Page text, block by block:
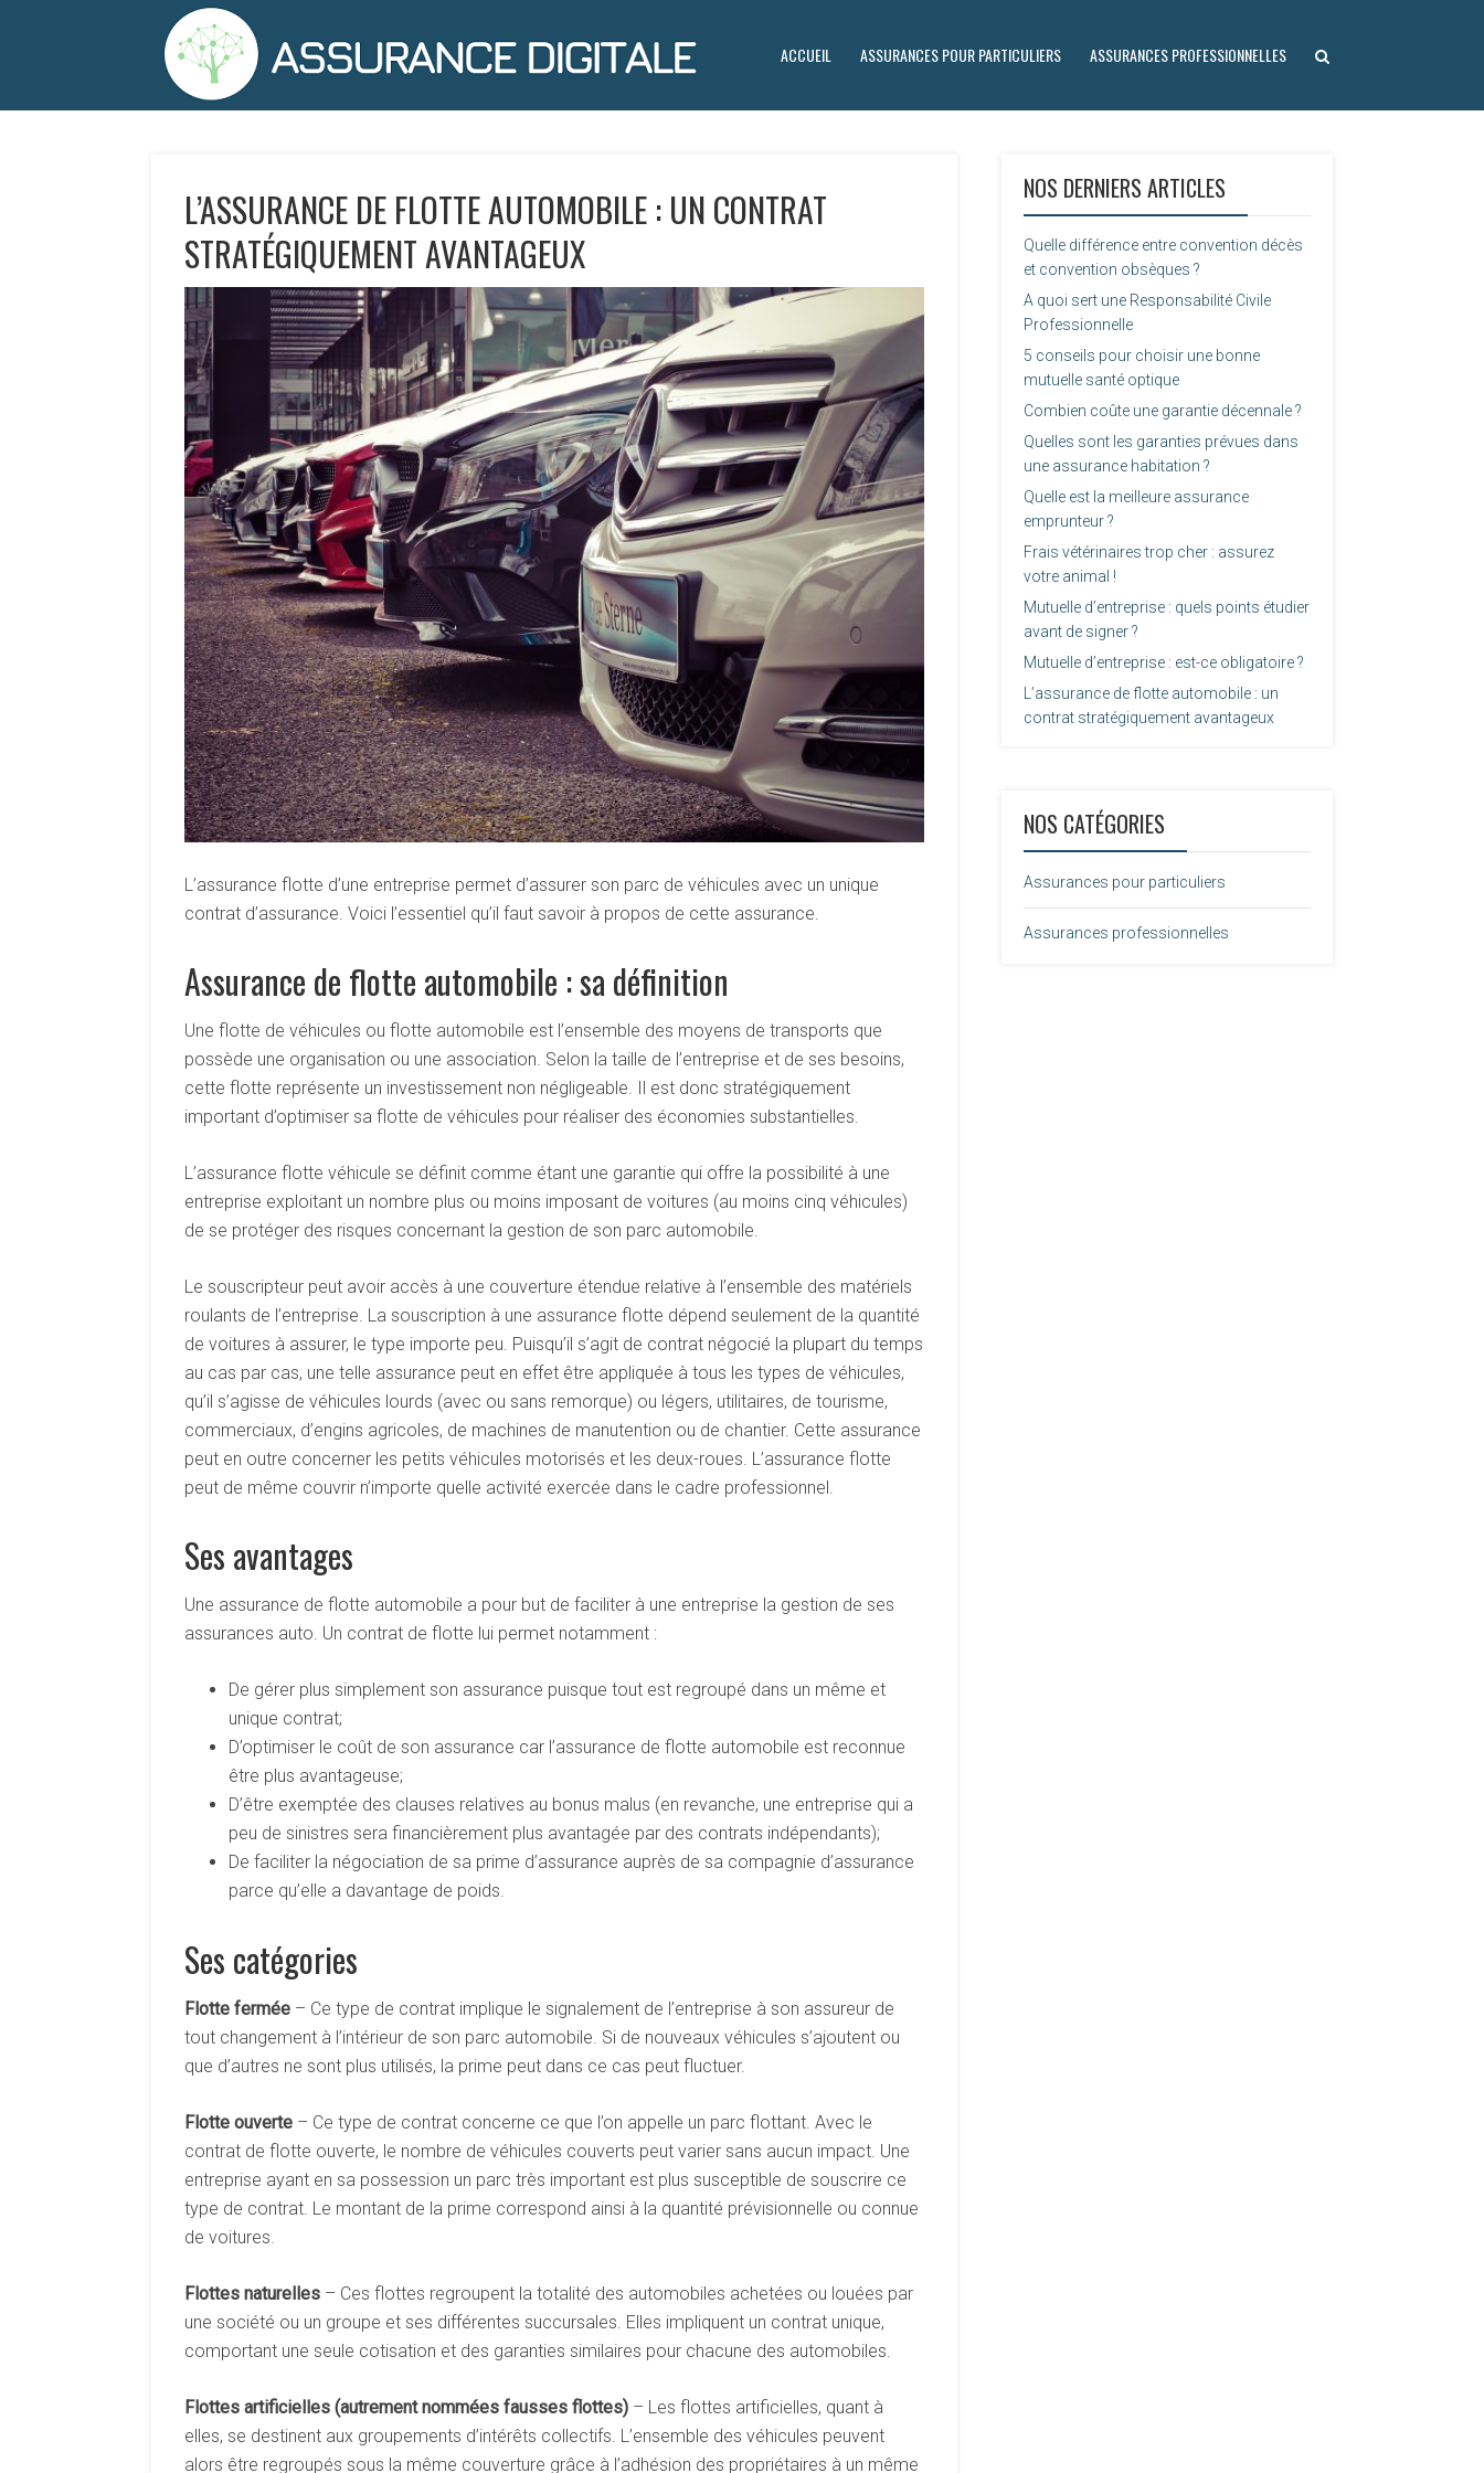
ACCUEIL ASSURANCES POUR PARTICULIERS ASSURANCES PROFESSIONNELLES
L’ASSURANCE DE FLOTTE AUTOMOBILE : UN CONTRAT
STRATÉGIQUEMENT AVANTAGEUX
L’assurance flotte d’une entreprise permet d’assurer son parc de véhicules avec un unique
contrat d’assurance. Voici l’essentiel qu’il faut savoir à propos de cette assurance.
Assurance de flotte automobile : sa définition
Une flotte de véhicules ou flotte automobile est l’ensemble des moyens de transports que
possède une organisation ou une association. Selon la taille de l’entreprise et de ses besoins,
cette flotte représente un investissement non négligeable. Il est donc stratégiquement
important d’optimiser sa flotte de véhicules pour réaliser des économies substantielles.
L’assurance flotte véhicule se définit comme étant une garantie qui offre la possibilité à une
entreprise exploitant un nombre plus ou moins imposant de voitures (au moins cinq véhicules)
de se protéger des risques concernant la gestion de son parc automobile.
Le souscripteur peut avoir accès à une couverture étendue relative à l’ensemble des matériels
roulants de l’entreprise. La souscription à une assurance flotte dépend seulement de la quantité
de voitures à assurer, le type importe peu. Puisqu’il s’agit de contrat négocié la plupart du temps
au cas par cas, une telle assurance peut en effet être appliquée à tous les types de véhicules,
qu’il s’agisse de véhicules lourds (avec ou sans remorque) ou légers, utilitaires, de tourisme,
commerciaux, d’engins agricoles, de machines de manutention ou de chantier. Cette assurance
peut en outre concerner les petits véhicules motorisés et les deux-roues. L’assurance flotte
peut de même couvrir n’importe quelle activité exercée dans le cadre professionnel.
Ses avantages
Une assurance de flotte automobile a pour but de faciliter à une entreprise la gestion de ses
assurances auto. Un contrat de flotte lui permet notamment :
De gérer plus simplement son assurance puisque tout est regroupé dans un même et
unique contrat;
D’optimiser le coût de son assurance car l’assurance de flotte automobile est reconnue
être plus avantageuse;
D’être exemptée des clauses relatives au bonus malus (en revanche, une entreprise qui a
peu de sinistres sera financièrement plus avantagée par des contrats indépendants);
De faciliter la négociation de sa prime d’assurance auprès de sa compagnie d’assurance
parce qu’elle a davantage de poids.
Ses catégories
Flotte fermée – Ce type de contrat implique le signalement de l’entreprise à son assureur de
tout changement à l’intérieur de son parc automobile. Si de nouveaux véhicules s’ajoutent ou
que d’autres ne sont plus utilisés, la prime peut dans ce cas peut fluctuer.
Flotte ouverte – Ce type de contrat concerne ce que l’on appelle un parc flottant. Avec le
contrat de flotte ouverte, le nombre de véhicules couverts peut varier sans aucun impact. Une
entreprise ayant en sa possession un parc très important est plus susceptible de souscrire ce
type de contrat. Le montant de la prime correspond ainsi à la quantité prévisionnelle ou connue
de voitures.
Flottes naturelles – Ces flottes regroupent la totalité des automobiles achetées ou louées par
une société ou un groupe et ses différentes succursales. Elles impliquent un contrat unique,
comportant une seule cotisation et des garanties similaires pour chacune des automobiles.
Flottes artificielles (autrement nommées fausses flottes) – Les flottes artificielles, quant à
elles, se destinent aux groupements d’intérêts collectifs. L’ensemble des véhicules peuvent
alors être regroupés sous la même couverture grâce à l’adhésion des propriétaires à un même
NOS DERNIERS ARTICLES
Quelle différence entre convention décès
et convention obsèques ?
A quoi sert une Responsabilité Civile
Professionnelle
5 conseils pour choisir une bonne
mutuelle santé optique
Combien coûte une garantie décennale ?
Quelles sont les garanties prévues dans
une assurance habitation ?
Quelle est la meilleure assurance
emprunteur ?
Frais vétérinaires trop cher : assurez
votre animal !
Mutuelle d’entreprise : quels points étudier
avant de signer ?
Mutuelle d’entreprise : est-ce obligatoire ?
L’assurance de flotte automobile : un
contrat stratégiquement avantageux
NOS CATÉGORIES
Assurances pour particuliers
Assurances professionnelles